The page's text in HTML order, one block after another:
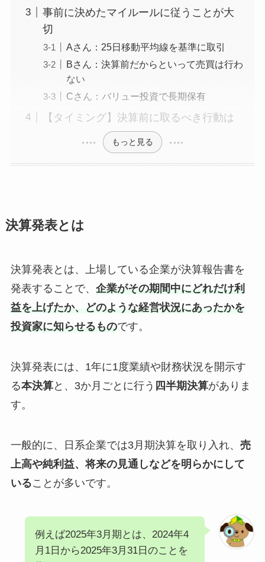
事前に決めたマイルールに従うことが大
切
Aさん：25日移動平均線を基準に取引
Bさん：決算前だからといって売買は行わ
ない
Cさん：バリュー投資で長期保有
【タイミング】決算前に取るべき行動は
もっと見る
決算発表とは
決算発表とは、上場している企業が決算報告書を
発表することで、 企業がその期間中にどれだけ利
益を上げたか、どのような経営状況にあったかを
投資家に知らせるものです。
決算発表には、1年に1度業績や財務状況を開示す
る本決算と、3か月ごとに行う 四半期決算がありま
す。
一般的に、日系企業では3月期決算を取り入れ、 売
上高や純利益、将来の見通しなどを明らかにして
いることが多いです。
例えば2025年3月期とは、2024年4
月1日から2025年3月31日のことを